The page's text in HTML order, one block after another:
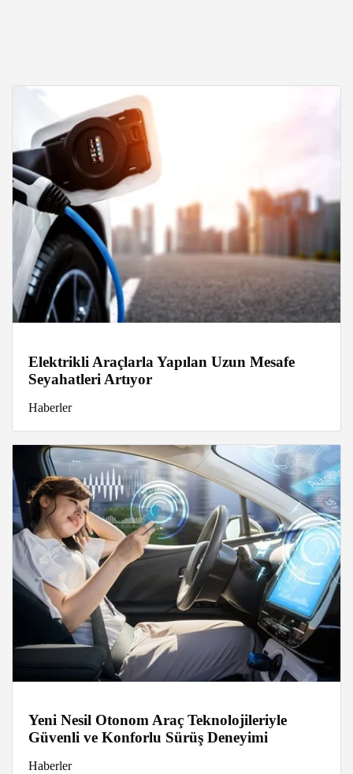
Elektrikli Araçlarla Yapılan Uzun Mesafe
Seyahatleri Artıyor
Haberler
Yeni Nesil Otonom Araç Teknolojileriyle
Güvenli ve Konforlu Sürüş Deneyimi
Haberler